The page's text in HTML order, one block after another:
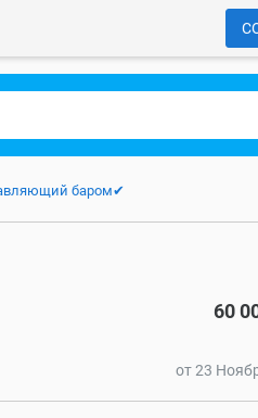
баром✔
60
от 23